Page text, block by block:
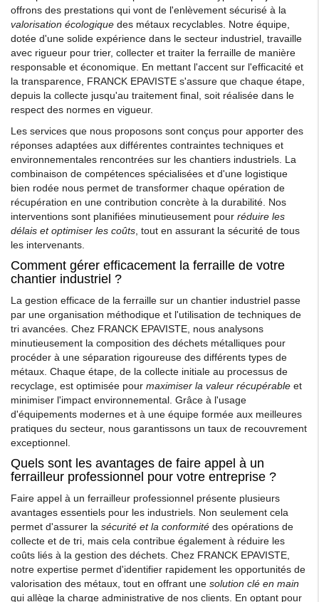
offrons des prestations qui vont de l'enlèvement sécurisé à la
valorisation écologique des métaux recyclables. Notre équipe,
dotée d'une solide expérience dans le secteur industriel, travaille
avec rigueur pour trier, collecter et traiter la ferraille de manière
responsable et économique. En mettant l'accent sur l'efficacité et
la transparence, FRANCK EPAVISTE s'assure que chaque étape,
depuis la collecte jusqu'au traitement final, soit réalisée dans le
respect des normes en vigueur.
Les services que nous proposons sont conçus pour apporter des
réponses adaptées aux différentes contraintes techniques et
environnementales rencontrées sur les chantiers industriels. La
combinaison de compétences spécialisées et d'une logistique
bien rodée nous permet de transformer chaque opération de
récupération en une contribution concrète à la durabilité. Nos
interventions sont planifiées minutieusement pour réduire les
délais et optimiser les coûts , tout en assurant la sécurité de tous
les intervenants.
Comment gérer efficacement la ferraille de votre
chantier industriel ?
La gestion efficace de la ferraille sur un chantier industriel passe
par une organisation méthodique et l'utilisation de techniques de
tri avancées. Chez FRANCK EPAVISTE, nous analysons
minutieusement la composition des déchets métalliques pour
procéder à une séparation rigoureuse des différents types de
métaux. Chaque étape, de la collecte initiale au processus de
recyclage, est optimisée pour maximiser la valeur récupérable et
minimiser l'impact environnemental. Grâce à l'usage
d'équipements modernes et à une équipe formée aux meilleures
pratiques du secteur, nous garantissons un taux de recouvrement
exceptionnel.
Quels sont les avantages de faire appel à un
ferrailleur professionnel pour votre entreprise ?
Faire appel à un ferrailleur professionnel présente plusieurs
avantages essentiels pour les industriels. Non seulement cela
permet d'assurer la sécurité et la conformité des opérations de
collecte et de tri, mais cela contribue également à réduire les
coûts liés à la gestion des déchets. Chez FRANCK EPAVISTE,
notre expertise permet d'identifier rapidement les opportunités de
valorisation des métaux, tout en offrant une solution clé en main
qui allège la charge administrative de nos clients. En optant pour